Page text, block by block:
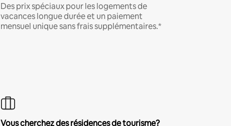
Des prix spéciaux pour les logements de
vacances longue durée et un paiement
mensuel unique sans frais supplémentaires.*
Vous cherchez des résidences de tourisme?